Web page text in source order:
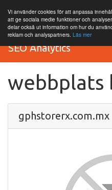
Vi använder cookies för att anpassa
att ge sociala medie funktioner och
delar också ut information om hur du
reklam och analyspartners. Läs mer
SEO Analytics
webbplats
gphstorerx.com.mx